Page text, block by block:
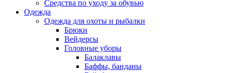
Средства по уходу за обувью
Одежда
Одежда для охоты и рыбалки
Брюки
Вейдерсы
Головные уборы
Балаклавы
Баффы, банданы